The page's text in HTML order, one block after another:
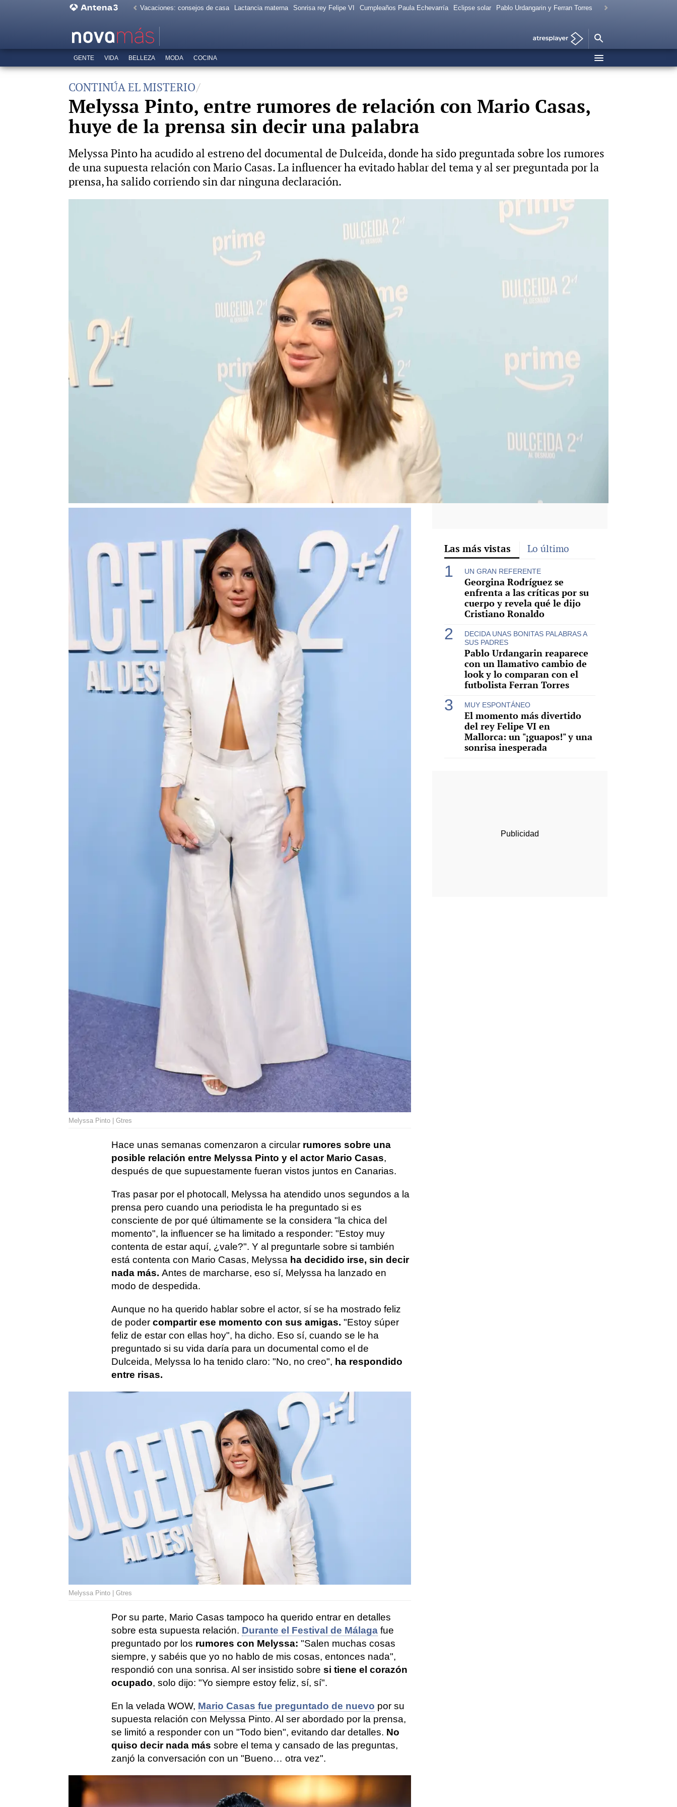
Vacaciones: consejos de casa Lactancia materna Sonrisa rey Felipe VI Cumpleaños Paula Echevarría Eclipse solar Pablo Urdangarin y Ferran Torres
GENTE VIDA BELLEZA MODA COCINA
CONTINÚA EL MISTERIO
Melyssa Pinto, entre rumores de relación con Mario Casas,
huye de la prensa sin decir una palabra
Melyssa Pinto ha acudido al estreno del documental de Dulceida, donde ha sido preguntada sobre los rumores
de una supuesta relación con Mario Casas. La influencer ha evitado hablar del tema y al ser preguntada por la
prensa, ha salido corriendo sin dar ninguna declaración.
Foto: Europa Press Vídeo: Europa Press
Blanca Suárez, ¿mantiene buena relación con su ex, Mario Casas? Esto es lo que ha dicho de su reencuentro
03 de abril de 2025, 11:20 WhatsappFacebook
X
no ha querido perderse el e
streno del documental
, Dulceida al Desnudo 2+1, un evento muy
especial en el que se han reunido algunos de sus familiares y
amigos para apoyar a la influencer catalana.
Melyssa Pinto | Gtres
Hace unas semanas comenzaron a circular rumores sobre una
posible relación entre Melyssa Pinto y el actor Mario Casas,
después de que supuestamente fueran vistos juntos en Canarias.
Tras pasar por el photocall, Melyssa ha atendido unos segundos a la
prensa pero cuando una periodista le ha preguntado si es
consciente de por qué últimamente se la considera "la chica del
momento", la influencer se ha limitado a responder: "Estoy muy
contenta de estar aquí, ¿vale?". Y al preguntarle sobre si también
está contenta con Mario Casas, Melyssa ha decidido irse, sin decir
nada más. Antes de marcharse, eso sí, Melyssa ha lanzado en
modo de despedida.
Aunque no ha querido hablar sobre el actor, sí se ha mostrado feliz
de poder compartir ese momento con sus amigas. "Estoy súper
feliz de estar con ellas hoy", ha dicho. Eso sí, cuando se le ha
preguntado si su vida daría para un documental como el de
Dulceida, Melyssa lo ha tenido claro: "No, no creo", ha respondido
entre risas.
Melyssa Pinto | Gtres
Por su parte, Mario Casas tampoco ha querido entrar en detalles
sobre esta supuesta relación. Durante el Festival de Málaga fue
preguntado por los rumores con Melyssa: "Salen muchas cosas
siempre, y sabéis que yo no hablo de mis cosas, entonces nada",
respondió con una sonrisa. Al ser insistido sobre si tiene el corazón
ocupado, solo dijo: "Yo siempre estoy feliz, sí, sí".
En la velada WOW, Mario Casas fue preguntado de nuevo por su
supuesta relación con Melyssa Pinto. Al ser abordado por la prensa,
se limitó a responder con un "Todo bien", evitando dar detalles. No
quiso decir nada más sobre el tema y cansado de las preguntas,
zanjó la conversación con un "Bueno… otra vez".
Las más vistas Lo último
UN GRAN REFERENTE
Georgina Rodríguez se
enfrenta a las críticas por su
cuerpo y revela qué le dijo
Cristiano Ronaldo
DECIDA UNAS BONITAS PALABRAS A
SUS PADRES
Pablo Urdangarin reaparece
con un llamativo cambio de
look y lo comparan con el
futbolista Ferran Torres
MUY ESPONTÁNEO
El momento más divertido
del rey Felipe VI en
Mallorca: un "¡guapos!" y una
sonrisa inesperada